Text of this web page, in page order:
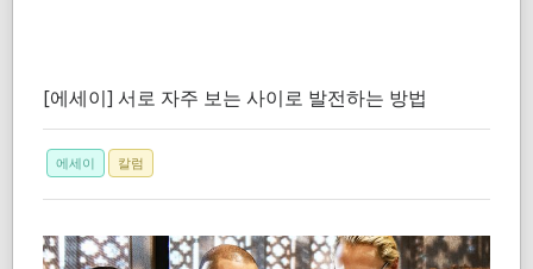
[에세이] 서로 자주 보는 사이로 발전하는 방법
에세이 칼럼